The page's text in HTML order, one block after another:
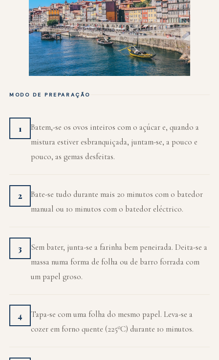
MODO DE PREPARAÇÃO
1
Batem,-se os ovos inteiros com o açúcar e, quando a
mistura estiver esbranquiçada, juntam-se, a pouco e
pouco, as gemas desfeitas.
2
Bate-se tudo durante mais 20 minutos com o batedor
manual ou 10 minutos com o batedor eléctrico.
3
Sem bater, junta-se a farinha bem peneirada. Deita-se a
massa numa forma de folha ou de barro forrada com
um papel groso.
4
Tapa-se com uma folha do mesmo papel. Leva-se a
cozer em forno quente (225ºC) durante 10 minutos.